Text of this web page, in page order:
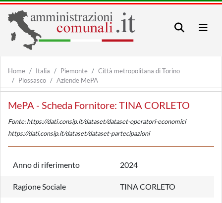
Home Italia Piemonte
Città metropolitana di Torino
Piossasco
Aziende MePA
MePA - Scheda Fornitore: TINA CORLETO
Fonte: https://dati.consip.it/dataset/dataset-operatori-economici
https://dati.consip.it/dataset/dataset-partecipazioni
Anno di riferimento 2024
Ragione Sociale TINA CORLETO